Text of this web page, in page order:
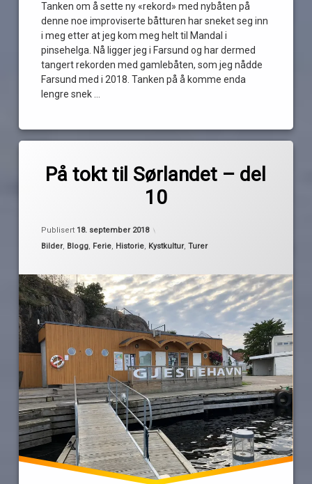
Tanken om å sette ny «rekord» med nybåten på
denne noe improviserte båtturen har sneket seg inn
i meg etter at jeg kom meg helt til Mandal i
pinsehelga. Nå ligger jeg i Farsund og har dermed
tangert rekorden med gamlebåten, som jeg nådde
Farsund med i 2018. Tanken på å komme enda
lengre snek …
På tokt til Sørlandet – del
10
Publisert 18. september 2018
Kategorier:
Bilder, Blogg, Ferie, Historie, Kystkultur,Turer
båtferie
kapertiden